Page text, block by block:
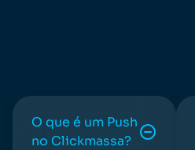
O que é um Push
no Clickmassa?